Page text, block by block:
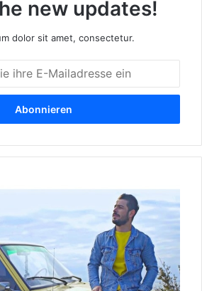
new updates!
dolor sit amet, consectetur.